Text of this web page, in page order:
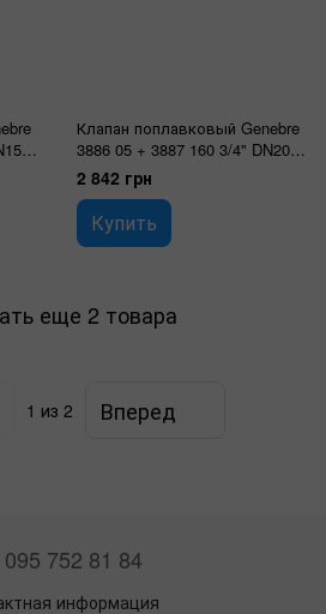
Клапан поплавковый Genebre
3886 05 + 3887 160 3/4" DN20
PN10
2 842 грн
Купить
еще 2 товара
1 из 2 Вперед
752 81 84
информация